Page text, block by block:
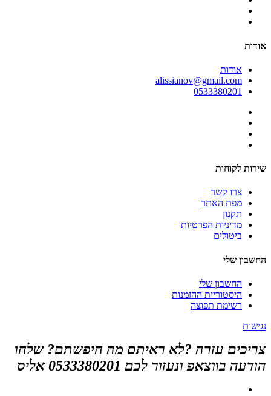
אודות
אודות
alissianov@gmail.com
0533380201
שירות לקוחות
צרו קשר
מפת האתר
תקנון
מדיניות הפרטיות
ביטולים
החשבון שלי
החשבון שלי
היסטוריית ההזמנות
רשימת תפוצה
נגישות
צריכים עזרה ?לא ראיתם מה חיפשתם? שלחו
הודעה בווצאפ ונעזור לכם 0533380201 אליס